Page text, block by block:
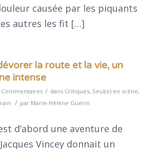
causée par les piquants
autres les fit […]
la route et la vie, un
intense
Commentaires / dans Critiques, Seul(e) en scène,
/ par Marie-Hélène Guérin
d’abord une aventure de
Vincey donnait un